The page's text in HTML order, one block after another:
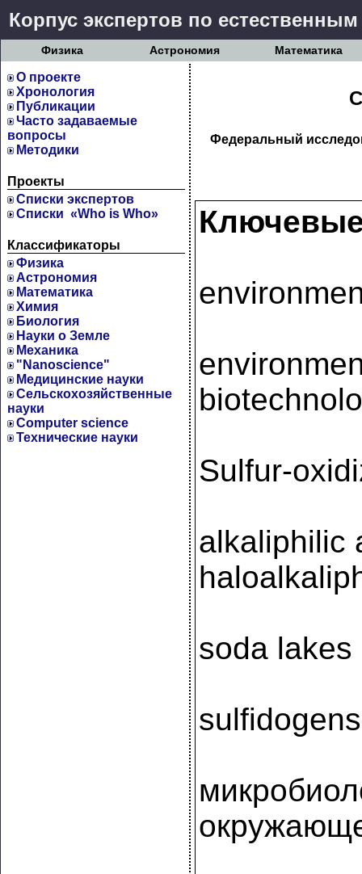
Корпус экспертов по
Физика Астрономия Математика
О проекте
Хронология
Публикации
Часто задаваемые
вопросы
Методики
Проекты
Cписки экспертов
Списки «Who is Who»
Классификаторы
Физика
Астрономия
Математика
Химия
Биология
Науки о Земле
Механика
"Nanoscience"
Медицинские науки
Сельскохозяйственные
науки
Computer science
Технические науки
Федеральный
Sulfur-
alkaliphilic
soda lakes
sulfidogens